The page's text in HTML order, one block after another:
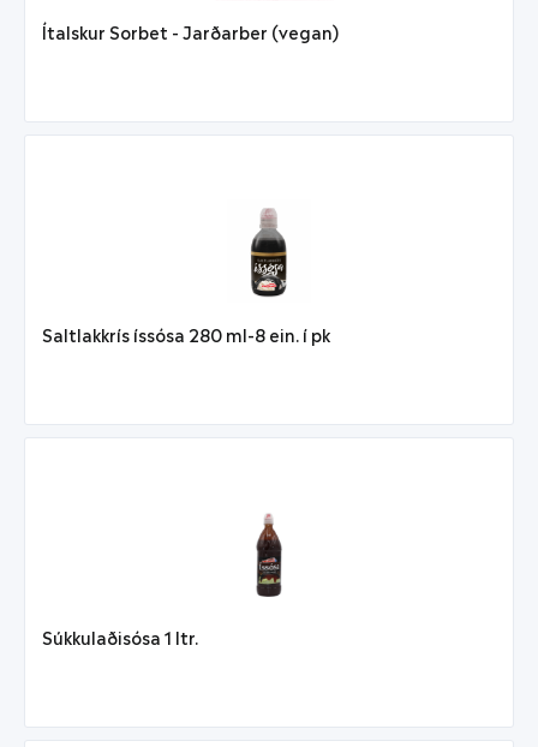
Ítalskur Sorbet - Jarðarber (vegan)
Saltlakkrís íssósa 280 ml-8 ein. í pk
Súkkulaðisósa 1 ltr.